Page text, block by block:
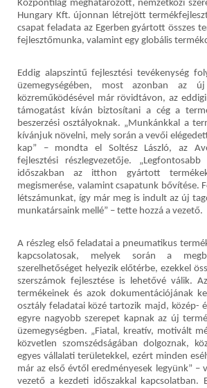
Központilag meghatározott, nemzetközi
Hungary Kft. újonnan létrejött
csapat feladata az Egerben gyártott összes
fejlesztőmunka, valamint egy globális
Eddig alapszintű fejlesztési tevékenység
üzemegységében, most azonban az
közreműködésével már rövidtávon, az
támogatást kíván biztosítani a cég a
beszerzési osztályoknak. „Munkánkkal a
kívánjuk növelni, mely során a vevői
kap” – mondta el Soltész László, az
fejlesztési részlegvezetője.
időszakban az itthon gyártott
megismerése, valamint csapatunk bővítése.
létszámunkat, így már meg is indult az új
munkatársaink mellé” – tette hozzá a vezető.
A részleg első feladatai a pneumatikus
kapcsolatosak, melyek során a
szerelhetőséget helyezik előtérbe, ezekkel
szerszámok fejlesztése is lehetővé válik. Az
termékeinek és azok dokumentációjának
osztály feladatai közé tartozik majd, közép-
egyre nagyobb szerepet kapnak az új
üzemegységben. „Fiatal, kreatív, motivált
közvetlen szomszédságában dolgoznak,
egyes vállalati területekkel, ezért minden
már az első évtől eredményesek legyünk” –
vezető a kezdeti időszakkal kapcsolatban.